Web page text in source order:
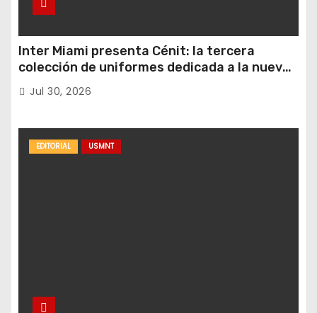
Inter Miami presenta Cénit: la tercera
colección de uniformes dedicada a la nueva
casa y al logro del club en nuevas alturas
Jul 30, 2026
EDITORIAL USMNT